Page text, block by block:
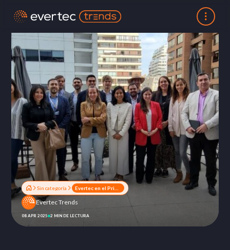
Sin categoría
Evertec Trends
08 APR 2025 2 MIN DE LECTURA